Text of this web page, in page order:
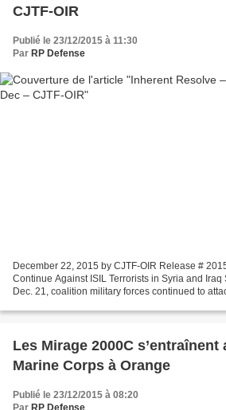
CJTF-OIR
Publié le 23/12/2015 à 11:30
Par RP Defense
December 22, 2015 by CJTF-OIR Release #
Continue Against ISIL Terrorists in Syria and Iraq
Dec. 21, coalition military forces continued to
Les Mirage 2000C s’entraînent
Marine Corps à Orange
Publié le 23/12/2015 à 08:20